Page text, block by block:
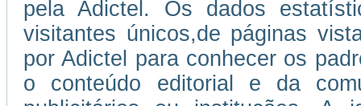
pela Adictel. Os dados
visitantes únicos,de páginas
por Adictel para conhecer os
o conteúdo editorial e da